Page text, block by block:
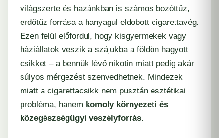
világszerte és hazánkban is számos bozóttűz,
erdőtűz forrása a hanyagul eldobott cigarettavég.
Ezen felül előfordul, hogy kisgyermekek vagy
háziállatok veszik a szájukba a földön hagyott
csikket – a bennük lévő nikotin miatt pedig akár
súlyos mérgezést szenvedhetnek. Mindezek
miatt a cigarettacsikk nem pusztán esztétikai
probléma, hanem komoly környezeti és
közegészségügyi veszélyforrás.